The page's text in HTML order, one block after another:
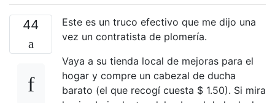
44
Este es un truco efectivo que me dijo una
vez un contratista de plomería.
Vaya a su tienda local de mejoras para el
hogar y compre un cabezal de ducha
barato (el que recogí cuesta $ 1.50). Si mira